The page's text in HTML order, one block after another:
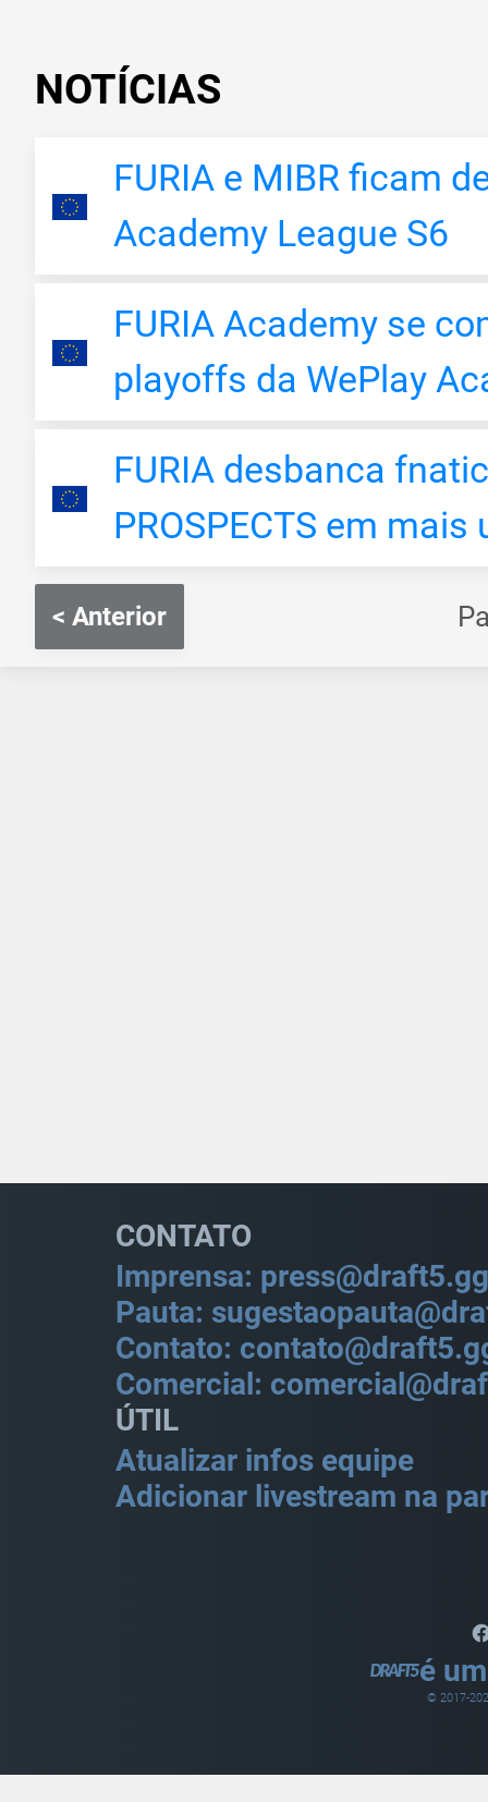
NOTÍCIAS
FURIA e MIBR ficam
Academy League S6
FURIA Academy se
playoffs da WePlay
FURIA desbanca
PROSPECTS em mais
< Anterior
CONTATO
Imprensa: press@draft5.gg
Pauta:
Contato:
Comercial:
ÚTIL
Atualizar infos equipe
Adicionar livestream na
é
© 2017-